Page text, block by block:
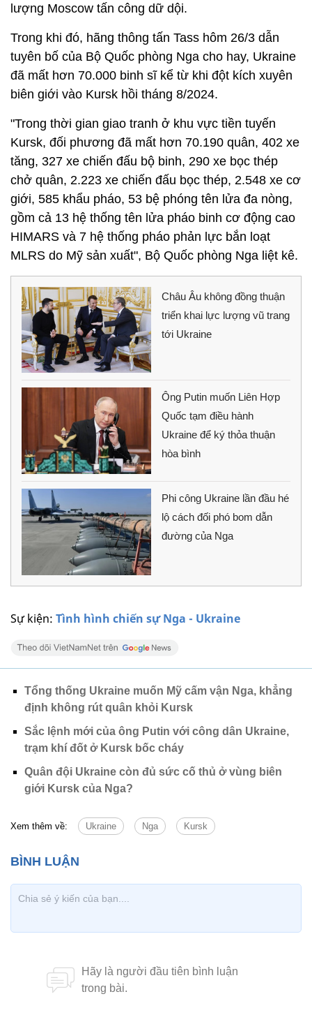
Sự kiện: Tình hình chiến sự Nga - Ukraine
lượng Moscow tấn công dữ dội.
Trong khi đó, hãng thông tấn Tass hôm 26/3 dẫn
tuyên bố của Bộ Quốc phòng Nga cho hay, Ukraine
đã mất hơn 70.000 binh sĩ kể từ khi đột kích xuyên
biên giới vào Kursk hồi tháng 8/2024.
"Trong thời gian giao tranh ở khu vực tiền tuyến
Kursk, đối phương đã mất hơn 70.190 quân, 402 xe
tăng, 327 xe chiến đấu bộ binh, 290 xe bọc thép
chở quân, 2.223 xe chiến đấu bọc thép, 2.548 xe cơ
giới, 585 khẩu pháo, 53 bệ phóng tên lửa đa nòng,
gồm cả 13 hệ thống tên lửa pháo binh cơ động cao
HIMARS và 7 hệ thống pháo phản lực bắn loạt
MLRS do Mỹ sản xuất", Bộ Quốc phòng Nga liệt kê.
Châu Âu không đồng thuận
triển khai lực lượng vũ trang
tới Ukraine
Ông Putin muốn Liên Hợp
Quốc tạm điều hành
Ukraine để ký thỏa thuận
hòa bình
Phi công Ukraine lần đầu hé
lộ cách đối phó bom dẫn
đường của Nga
Tổng thống Ukraine muốn Mỹ cấm vận Nga, khẳng
định không rút quân khỏi Kursk
Sắc lệnh mới của ông Putin với công dân Ukraine,
trạm khí đốt ở Kursk bốc cháy
Quân đội Ukraine còn đủ sức cố thủ ở vùng biên
giới Kursk của Nga?
Xem thêm về: Ukraine Nga Kursk